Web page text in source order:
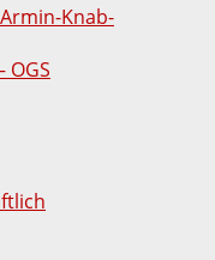
Knab-
OGS